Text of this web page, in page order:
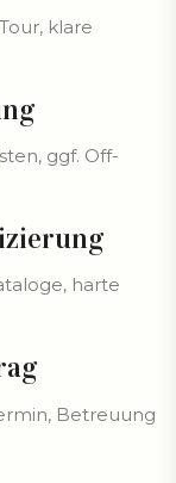
klare
ggf. Off-
harte
Betreuung